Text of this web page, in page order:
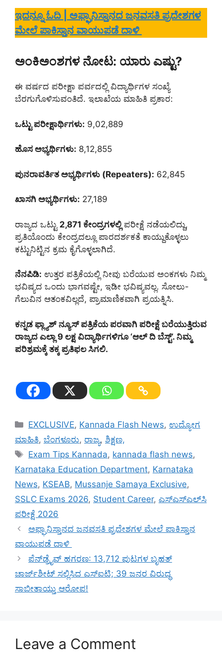
ಇದನ್ನೂ ಓದಿ | ಅಫ್ಘಾನಿಸ್ತಾನದ ಜನವಸತಿ ಪ್ರದೇಶಗಳ
ಮೇಲೆ ಪಾಕಿಸ್ತಾನ ವಾಯುಪಡೆ ದಾಳಿ
ಅಂಕಿಅಂಶಗಳ ನೋಟ: ಯಾರು ಎಷ್ಟು?
ಈ ವರ್ಷದ ಪರೀಕ್ಷಾ ಪರ್ವದಲ್ಲಿ ವಿದ್ಯಾರ್ಥಿಗಳ ಸಂಖ್ಯೆ
ಬೆರಗುಗೊಳಿಸುವಂತಿದೆ. ಇಲಾಖೆಯ ಮಾಹಿತಿ ಪ್ರಕಾರ:
ಒಟ್ಟು ಪರೀಕ್ಷಾರ್ಥಿಗಳು: 9,02,889
ಹೊಸ ಅಭ್ಯರ್ಥಿಗಳು: 8,12,855
ಪುನರಾವರ್ತಿತ ಅಭ್ಯರ್ಥಿಗಳು (Repeaters): 62,845
ಖಾಸಗಿ ಅಭ್ಯರ್ಥಿಗಳು: 27,189
ರಾಜ್ಯದ ಒಟ್ಟು 2,871 ಕೇಂದ್ರಗಳಲ್ಲಿ ಪರೀಕ್ಷೆ ನಡೆಯಲಿದ್ದು,
ಪ್ರತಿಯೊಂದು ಕೇಂದ್ರದಲ್ಲೂ ಪಾರದರ್ಶಕತೆ ಕಾಯ್ದುಕೊಳ್ಳಲು
ಕಟ್ಟುನಿಟ್ಟಿನ ಕ್ರಮ ಕೈಗೊಳ್ಳಲಾಗಿದೆ.
ನೆನಪಿಡಿ: ಉತ್ತರ ಪತ್ರಿಕೆಯಲ್ಲಿ ನೀವು ಬರೆಯುವ ಅಂಕಗಳು ನಿಮ್ಮ
ಭವಿಷ್ಯದ ಒಂದು ಭಾಗವಷ್ಟೇ, ಇಡೀ ಭವಿಷ್ಯವಲ್ಲ. ಸೋಲು-
ಗೆಲುವಿನ ಆತಂಕವಿಲ್ಲದೆ, ಪ್ರಾಮಾಣಿಕವಾಗಿ ಪ್ರಯತ್ನಿಸಿ.
ಕನ್ನಡ ಫ್ಲ್ಯಾಶ್ ನ್ಯೂಸ್ಪತ್ರಿಕೆಯ ಪರವಾಗಿ ಪರೀಕ್ಷೆ ಬರೆಯುತ್ತಿರುವ
ರಾಜ್ಯದ ಎಲ್ಲಾ 9 ಲಕ್ಷ ವಿದ್ಯಾರ್ಥಿಗಳಿಗೂ ‘ಆಲ್ ದಿ ಬೆಸ್ಟ್’. ನಿಮ್ಮ
ಪರಿಶ್ರಮಕ್ಕೆ ತಕ್ಕ ಪ್ರತಿಫಲ ಸಿಗಲಿ.
Categories
EXCLUSIVE, Kannada Flash News, ಉದ್ಯೋಗ
ಮಾಹಿತಿ, ಬೆಂಗಳೂರು, ರಾಜ್ಯ, ಶಿಕ್ಷಣ,
Tags
Exam Tips Kannada, kannada flash news,
Karnataka Education Department, Karnataka
News, KSEAB, Mussanje Samaya Exclusive,
SSLC Exams 2026, Student Career, ಎಸ್‌ಎಸ್‌ಎಲ್‌ಸಿ
ಪರೀಕ್ಷೆ 2026
ಅಫ್ಘಾನಿಸ್ತಾನದ ಜನವಸತಿ ಪ್ರದೇಶಗಳ ಮೇಲೆ ಪಾಕಿಸ್ತಾನ
ವಾಯುಪಡೆ ದಾಳಿ
ಪೆನ್‌ಡ್ರೈವ್ ಹಗರಣ: 13,712 ಪುಟಗಳ ಬೃಹತ್
ಚಾರ್ಜ್‌ಶೀಟ್ ಸಲ್ಲಿಸಿದ ಎಸ್‌ಐಟಿ; 39 ಜನರ ವಿರುದ್ಧ
ಸಾಬೀತಾಯ್ತು ಆರೋಪ!
Leave a Comment